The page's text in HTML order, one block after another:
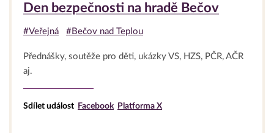
Den bezpečnosti na hradě Bečov
#Veřejná #Bečov nad Teplou
Přednášky, soutěže pro děti, ukázky VS, HZS, PČR, AČR
aj.
Sdílet událost Facebook Platforma X